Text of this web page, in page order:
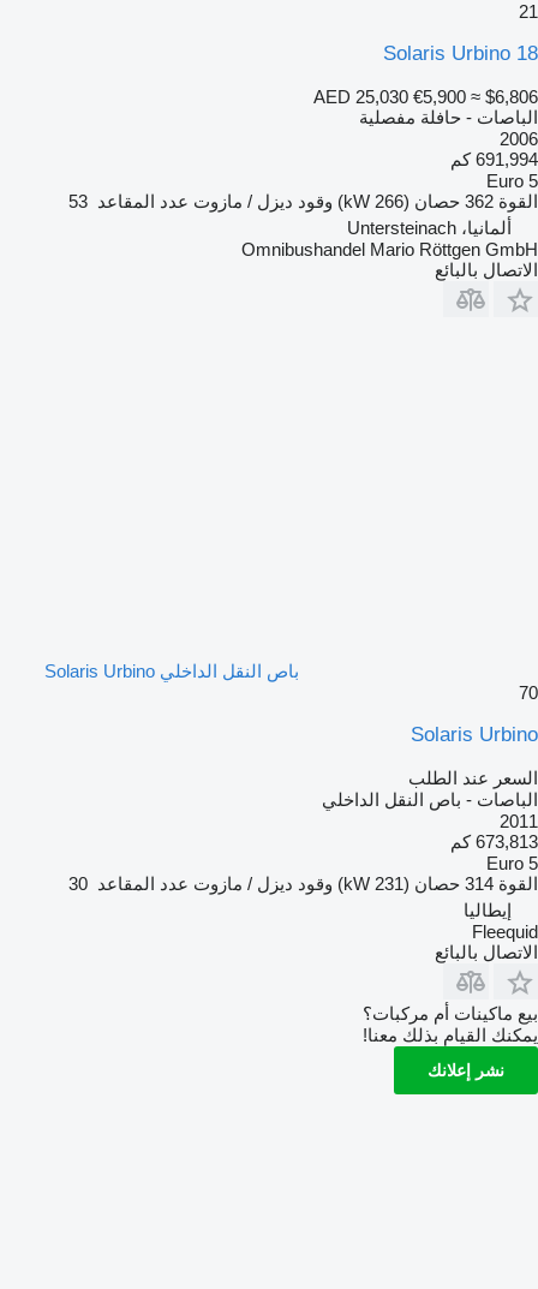
21
Solaris Urbino 18
AED 25,030 €5,900 ≈ $6,806
الباصات - حافلة مفصلية
2006
691,994 كم
Euro 5
القوة 362 حصان (266 kW) وقود ديزل / مازوت عدد المقاعد 53
ألمانيا، Untersteinach
Omnibushandel Mario Röttgen GmbH
الاتصال بالبائع
باص النقل الداخلي Solaris Urbino
70
Solaris Urbino
السعر عند الطلب
الباصات - باص النقل الداخلي
2011
673,813 كم
Euro 5
القوة 314 حصان (231 kW) وقود ديزل / مازوت عدد المقاعد 30
إيطاليا
Fleequid
الاتصال بالبائع
بيع ماكينات أم مركبات؟
يمكنك القيام بذلك معنا!
نشر إعلانك